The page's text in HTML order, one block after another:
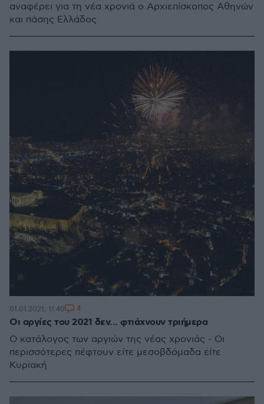
αναφέρει για τη νέα χρονιά ο Αρχιεπίσκοπος Αθηνών
και πάσης Ελλάδος
Οι αργίες του 2021 δεν... φτιάχνουν τριήμερα
Ο κατάλογος των αργιών της νέας χρονιάς - Οι
περισσότερες πέφτουν είτε μεσοβδόμαδα είτε
Κυριακή
01.01.2021, 11:40 4